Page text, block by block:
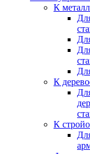
К
К
К